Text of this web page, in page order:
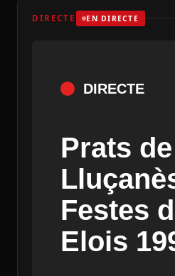
DIRECTE EN DIRECTE
DIRECTE
Prats de
Festes
Elois